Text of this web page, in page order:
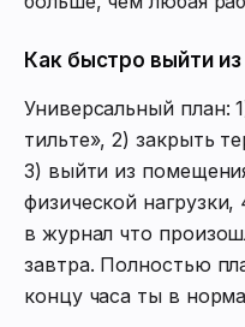
Как быстро выйти из
Универсальный план:
тильте», 2) закрыть
3) выйти из
физической
в журнал что
завтра. Полностью
концу часа ты в